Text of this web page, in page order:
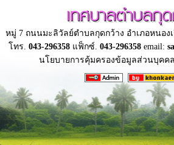
เทศบาลตำบลกุ
หมู่ 7 ถนนมะลิวัลย์ตำบลกุดกว้าง อำเภอหนอง
โทร. 043-296358แฟ็กซ์. 043-296358email:
นโยบายการคุ้มครองข้อมูลส่วนบุคคล